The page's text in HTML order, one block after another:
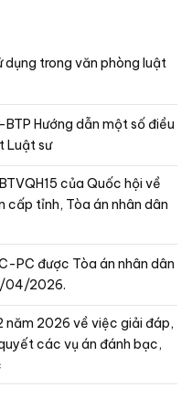
dụng trong văn phòng luật
Hướng dẫn một số điều
Luật sư
của Quốc hội về
cấp tỉnh, Tòa án nhân dân
PC được Tòa án nhân dân
04/2026.
2026 về việc giải đáp,
các vụ án đánh bạc,